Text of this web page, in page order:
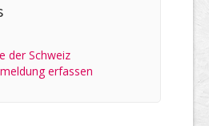
der Schweiz
erfassen